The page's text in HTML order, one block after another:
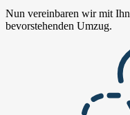
Nun vereinbaren wir mit
bevorstehenden Umzug.